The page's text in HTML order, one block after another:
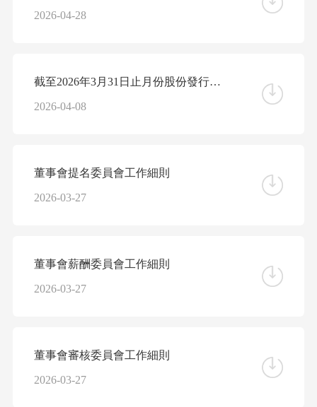
2026-04-28
截至2026年3月31日止月份股份發行人的證券變動月報表
2026-04-08
董事會提名委員會工作細則
2026-03-27
董事會薪酬委員會工作細則
2026-03-27
董事會審核委員會工作細則
2026-03-27